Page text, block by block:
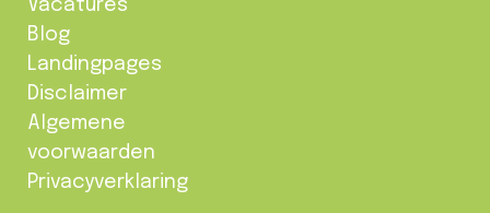
Vacatures
Blog
Landingpages
Disclaimer
Algemene
voorwaarden
Privacyverklaring